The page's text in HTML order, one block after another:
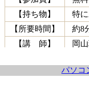
【持ち物】
特に
【所要時間】
約8
【講 師】
岡
パソコ